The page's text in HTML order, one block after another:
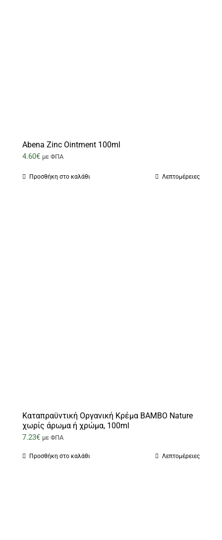
Abena Zinc Ointment 100ml
4.60€ με ΦΠΑ
Προσθήκη στο καλάθι Λεπτομέρειες
Καταπραϋντική Οργανική Κρέμα BAMBO Nature
χωρίς άρωμα ή χρώμα, 100ml
7.23€ με ΦΠΑ
Προσθήκη στο καλάθι Λεπτομέρειες